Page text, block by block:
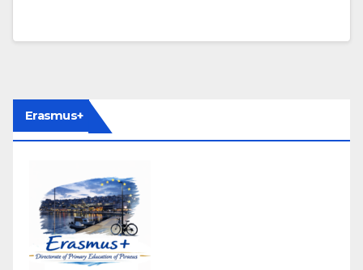
Erasmus+